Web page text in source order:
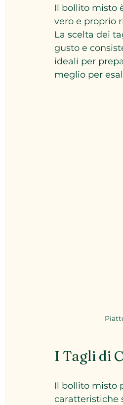
Il bollito misto
vero e proprio
La scelta dei
gusto e
ideali per
meglio per
I Tagli di
Il bollito misto
caratteristiche